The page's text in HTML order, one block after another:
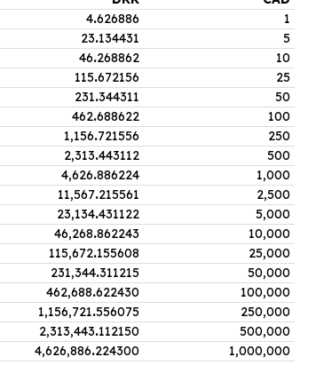
1
4.626886
5
23.134431
10
46.268862
25
115.672156
50
231.344311
100
462.688622
250
1,156.721556
500
2,313.443112
1,000
4,626.886224
2,500
11,567.215561
5,000
23,134.431122
10,000
46,268.862243
25,000
115,672.155608
50,000
231,344.311215
100,000
462,688.622430
250,000
1,156,721.556075
500,000
2,313,443.112150
1,000,000
4,626,886.224300